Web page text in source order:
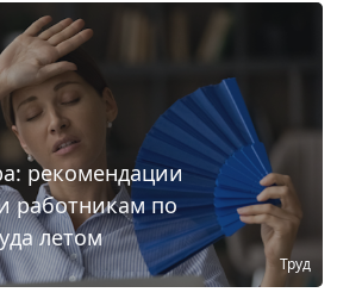
рекомендации
работникам по
летом
Труд